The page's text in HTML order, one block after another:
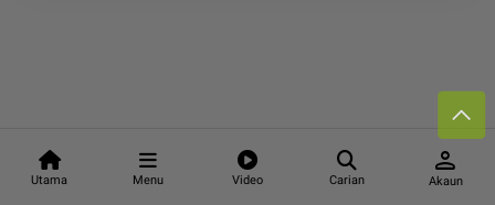
Utama Menu Video Carian
person
Akaun